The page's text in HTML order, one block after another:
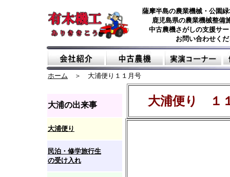
薩摩半島の農業機械・公園
鹿児島県の農業機械整備
中古農機さがしの支援サ
お問い合わせく
ホーム ＞ 大浦便り１１月号
大浦の出来事
大浦便り
民泊・修学旅行生
の受け入れ
大浦便り １